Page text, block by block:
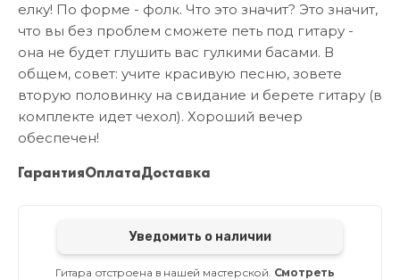
елку! По форме - фолк. Что это значит? Это значит,
что вы без проблем сможете петь под гитару -
она не будет глушить вас гулкими басами. В
общем, совет: учите красивую песню, зовете
вторую половинку на свидание и берете гитару (в
комплекте идет чехол). Хороший вечер
обеспечен!
ГарантияОплатаДоставка
Уведомить о наличии
Гитара отстроена в нашей мастерской. Смотреть